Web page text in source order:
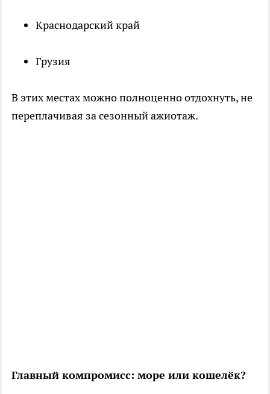
Краснодарский край
Грузия
В этих местах можно полноценно отдохнуть, не
переплачивая за сезонный ажиотаж.
Главный компромисс: море или кошелёк?